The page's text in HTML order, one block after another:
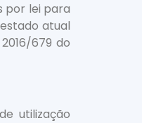
por lei para
atual
679 do
utilização